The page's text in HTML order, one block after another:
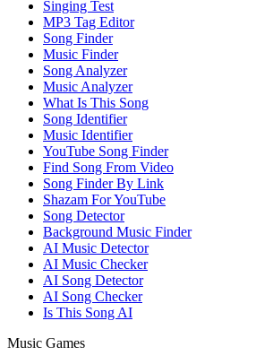
Singing Test
MP3 Tag Editor
Song Finder
Music Finder
Song Analyzer
Music Analyzer
What Is This Song
Song Identifier
Music Identifier
YouTube Song Finder
Find Song From Video
Song Finder By Link
Shazam For YouTube
Song Detector
Background Music Finder
AI Music Detector
AI Music Checker
AI Song Detector
AI Song Checker
Is This Song AI
Music Games